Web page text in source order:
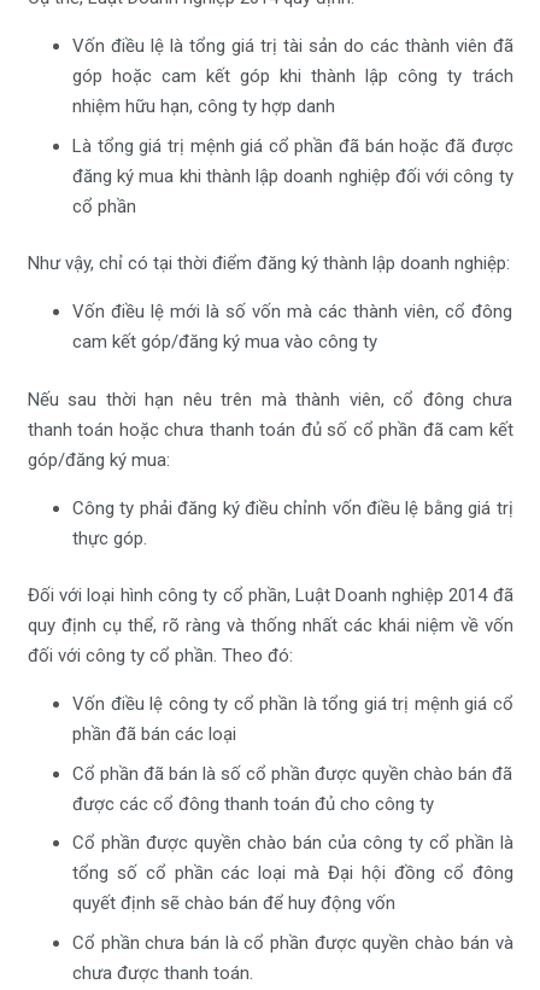
Vốn điều lệ là tổng giá trị tài sản do các thành viên đã
góp hoặc cam kết góp khi thành lập công ty trách
nhiệm hữu hạn, công ty hợp danh
Là tổng giá trị mệnh giá cổ phần đã bán hoặc đã được
đăng ký mua khi thành lập doanh nghiệp đối với công ty
cổ phần
Như vậy, chỉ có tại thời điểm đăng ký thành lập doanh nghiệp:
Vốn điều lệ mới là số vốn mà các thành viên, cổ đông
cam kết góp/đăng ký mua vào công ty
Nếu sau thời hạn nêu trên mà thành viên, cổ đông chưa
thanh toán hoặc chưa thanh toán đủ số cổ phần đã cam kết
góp/đăng ký mua:
Công ty phải đăng ký điều chỉnh vốn điều lệ bằng giá trị
thực góp.
Đối với loại hình công ty cổ phần, Luật Doanh nghiệp 2014 đã
quy định cụ thể, rõ ràng và thống nhất các khái niệm về vốn
đối với công ty cổ phần. Theo đó:
Vốn điều lệ công ty cổ phần là tổng giá trị mệnh giá cổ
phần đã bán các loại
Cổ phần đã bán là số cổ phần được quyền chào bán đã
được các cổ đông thanh toán đủ cho công ty
Cổ phần được quyền chào bán của công ty cổ phần là
tổng số cổ phần các loại mà Đại hội đồng cổ đông
quyết định sẽ chào bán để huy động vốn
Cổ phần chưa bán là cổ phần được quyền chào bán và
chưa được thanh toán.